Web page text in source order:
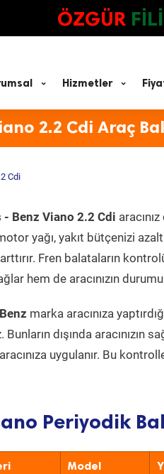
ÖZGÜR
Hizmetler
2.2 Cdi Araç
Cdi
Benz Viano 2.2 Cdi
yağı, yakıt bütçenizi
Fren balataların
hem de aracınızın
marka aracınıza
dışında aracınızın
uygulanır. Bu
Periyodik
Model